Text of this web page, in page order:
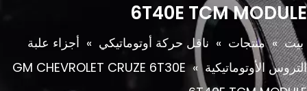
6T40E TCM MODULE
بيت » منتجات » ناقل حركة أوتوماتيكي » أجزاء علبة
التروس الأوتوماتيكية »
GM CHEVROLET CRUZE 6T30E